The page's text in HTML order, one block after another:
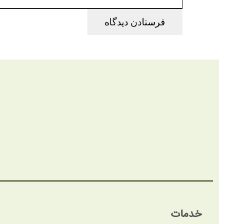
فرستادن دیدگاه
خدمات